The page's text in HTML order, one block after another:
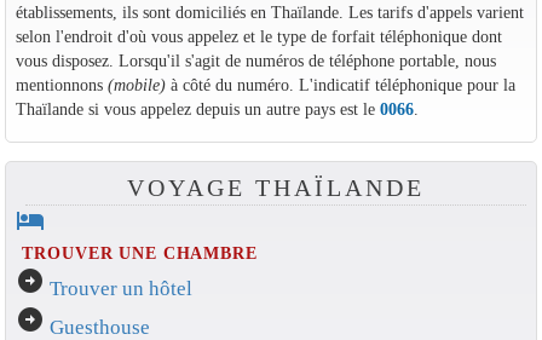
établissements, ils sont domiciliés en Thaïlande. Les tarifs d'appels varient
selon l'endroit d'où vous appelez et le type de forfait téléphonique dont
vous disposez. Lorsqu'il s'agit de numéros de téléphone portable, nous
mentionnons (mobile)à côté du numéro. L'indicatif téléphonique pour la
Thaïlande si vous appelez depuis un autre pays est le 0066.
VOYAGE THAÏLANDE
hotel
TROUVER UNE CHAMBRE
arrow_circle_right Trouver un hôtel
arrow_circle_right Guesthouse